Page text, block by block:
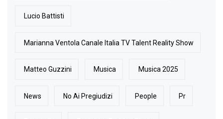
Lucio Battisti
Marianna Ventola Canale Italia TV Talent Reality Show
Matteo Guzzini Musica Musica 2025
News No Ai Pregiudizi People Pr